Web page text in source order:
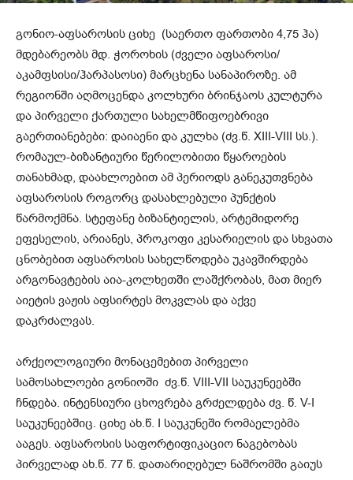
გონიო-აფსაროსის ციხე (საერთო ფართობი 4,75 ჰა)
მდებარეობს მდ. ჭოროხის (ძველი აფსაროსი/
აკამფსისი/ჰარპასოსი) მარცხენა სანაპიროზე. ამ
რეგიონში აღმოცენდა კოლხური ბრინჯაოს კულტურა
და პირველი ქართული სახელმწიფოებრივი
გაერთიანებები: დაიაენი და კულხა (ძვ.წ. XIII-VIII სს.).
რომაულ-ბიზანტიური წერილობითი წყაროების
თანახმად, დაახლოებით ამ პერიოდს განეკუთვნება
აფსაროსის როგორც დასახლებული პუნქტის
წარმოქმნა. სტეფანე ბიზანტიელის, არტემიდორე
ეფესელის, არიანეს, პროკოფი კესარიელის და სხვათა
ცნობებით აფსაროსის სახელწოდება უკავშირდება
არგონავტების აია-კოლხეთში ლაშქრობას, მათ მიერ
აიეტის ვაჟის აფსირტეს მოკვლას და აქვე
დაკრძალვას.
არქეოლოგიური მონაცემებით პირველი
სამოსახლოები გონიოში ძვ.წ. VIII-VII საუკუნეებში
ჩნდება. ინტენსიური ცხოვრება გრძელდება ძვ. წ. V-I
საუკუნეებშიც. ციხე ახ.წ. I საუკუნეში რომაელებმა
ააგეს. აფსაროსის საფორტიფიკაციო ნაგებობას
პირველად ახ.წ. 77 წ. დათარიღებულ ნაშრომში გაიუს